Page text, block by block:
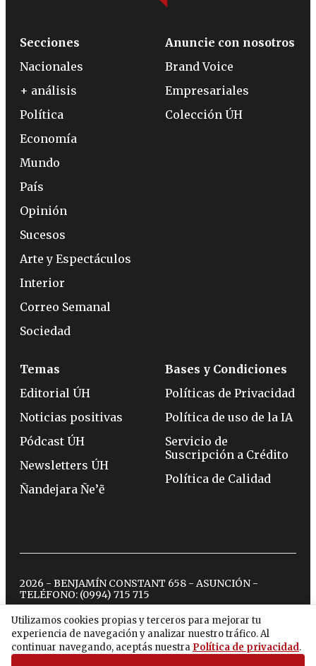
Utilizamos cookies propias y terceros para mejorar tu
experiencia de navegación y analizar nuestro tráfico. Al
continuar navegando, aceptás nuestra Política de privacidad.
Secciones
Nacionales
+ análisis
Política
Economía
Mundo
País
Opinión
Sucesos
Arte y Espectáculos
Interior
Correo Semanal
Sociedad
Anuncie con nosotros
Brand Voice
Empresariales
Colección ÚH
Temas
Editorial ÚH
Noticias positivas
Pódcast ÚH
Newsletters ÚH
Ñandejara Ñe’ẽ
Bases y Condiciones
Políticas de Privacidad
Política de uso de la IA
Servicio de
Suscripción a Crédito
Política de Calidad
2026 - BENJAMÍN CONSTANT 658 - ASUNCIÓN -
TELÉFONO: (0994) 715 715
twitterinstagram
facebook
tiktokyoutubespotify